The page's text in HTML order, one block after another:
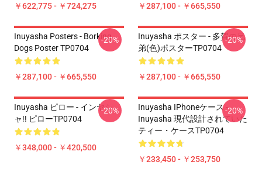
￥622,775 - ￥724,275 ￥287,100 - ￥665,550
Inuyasha Posters - Borking
Dogs Poster TP0704
￥287,100 - ￥665,550
-20%
Inuyasha ポスター - 多賀の兄
弟(色)ポスターTP0704
￥287,100 - ￥665,550
-20%
Inuyasha ピロー - インヤシ
ャ!! ピローTP0704
￥348,000 - ￥420,500
-20%
Inuyasha IPhoneケース -
Inuyasha 現代設計されていた
ティー・ケースTP0704
￥233,450 - ￥253,750
-20%